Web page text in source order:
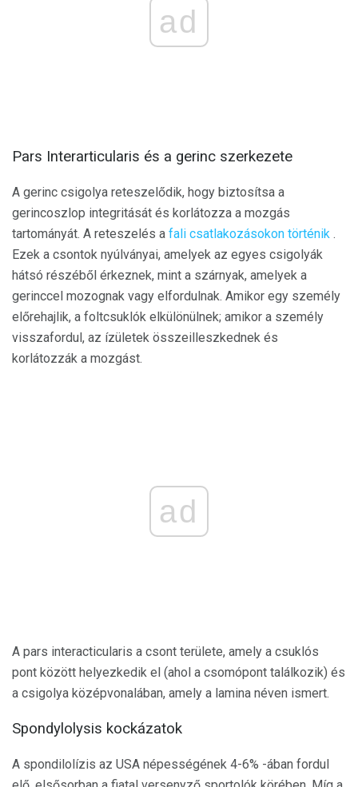
ad
Pars Interarticularis és a gerinc szerkezete
A gerinc csigolya reteszelődik, hogy biztosítsa a
gerincoszlop integritását és korlátozza a mozgás
tartományát. A reteszelés a fali csatlakozásokon történik .
Ezek a csontok nyúlványai, amelyek az egyes csigolyák
hátsó részéből érkeznek, mint a szárnyak, amelyek a
gerinccel mozognak vagy elfordulnak. Amikor egy személy
előrehajlik, a foltcsuklók elkülönülnek; amikor a személy
visszafordul, az ízületek összeilleszkednek és
korlátozzák a mozgást.
ad
A pars interacticularis a csont területe, amely a csuklós
pont között helyezkedik el (ahol a csomópont találkozik) és
a csigolya középvonalában, amely a lamina néven ismert.
Spondylolysis kockázatok
A spondilolízis az USA népességének 4-6% -ában fordul